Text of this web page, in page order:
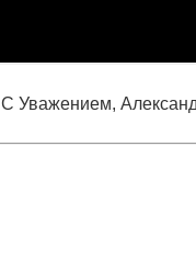
С Уважением,